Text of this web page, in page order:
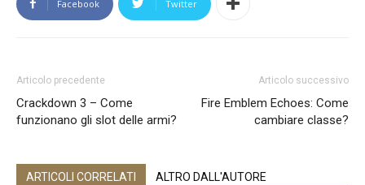
Facebook Twitter
Articolo precedente
Crackdown 3 – Come
funzionano gli slot delle armi?
Articolo successivo
Fire Emblem Echoes: Come
cambiare classe?
ARTICOLI CORRELATI ALTRO DALL'AUTORE